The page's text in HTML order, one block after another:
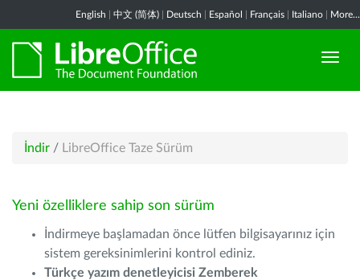
English 中文 (简体) Deutsch Español Français Italiano More...
İndir / LibreOffice Taze Sürüm
Yeni özelliklere sahip son sürüm
İndirmeye başlamadan önce lütfen bilgisayarınız için
sistem gereksinimlerini kontrol ediniz.
Türkçe yazım denetleyicisi Zemberek